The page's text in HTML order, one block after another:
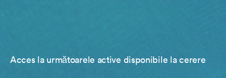
Acces la următoarele active disponibile la cerere